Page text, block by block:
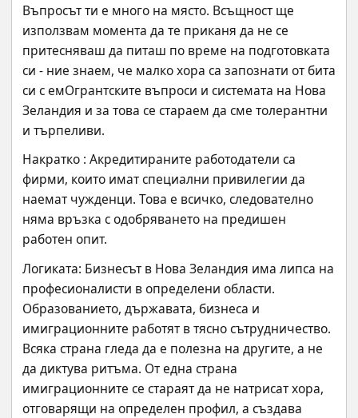
Въпросът ти е много на място. Всъщност ще
използвам момента да те приканя да не се
притесняваш да питаш по време на подготовката
си - ние знаем, че малко хора са запознати от бита
си с емОгрантските въпроси и системата на Нова
Зеландия и за това се стараем да сме толерантни
и търпеливи.
Накратко : Акредитираните работодатели са
фирми, които имат специални привилегии да
наемат чужденци. Това е всичко, следователно
няма връзка с одобряването на предишен
работен опит.
Логиката: Бизнесът в Нова Зеландия има липса на
професионалисти в определени области.
Образованието, държавата, бизнеса и
имиграционните работят в тясно сътрудничество.
Всяка страна гледа да е полезна на другите, а не
да диктува ритъма. От една страна
имиграционните се стараят да не натрисат хора,
отговарящи на определен профил, а създава